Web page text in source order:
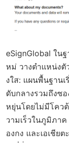
eSignGlobal ใน
หม่ วางตำแหน่งตั
งใส: แผนพื้นฐาน
ดับกลางรวมถึงซ
หยุ่นโดยไม่มีโคว
วามเร็วในภูมิภา
องกง และเอเชีย